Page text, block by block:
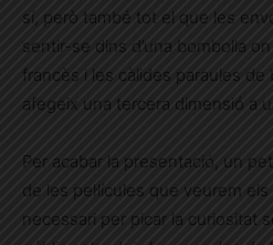
sí, però també tot el que les
sentir-se dins d’una bombolla
francès i les càlides paraules
afegeix una tercera dimensió a
Per acabar la presentació, un
de les pel·lícules que veurem
necessari per picar la curiositat